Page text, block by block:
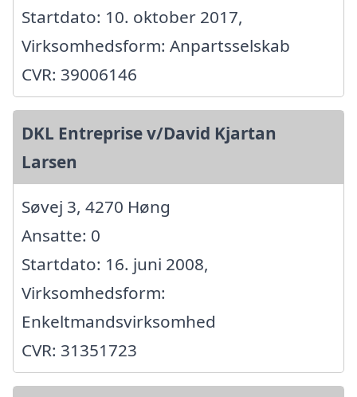
Startdato: 10. oktober 2017,
Virksomhedsform: Anpartsselskab
CVR: 39006146
DKL Entreprise v/David Kjartan
Larsen
Søvej 3, 4270 Høng
Ansatte: 0
Startdato: 16. juni 2008,
Virksomhedsform:
Enkeltmandsvirksomhed
CVR: 31351723